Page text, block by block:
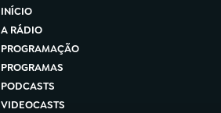
INÍCIO
A RÁDIO
PROGRAMAÇÃO
PROGRAMAS
PODCASTS
VIDEOCASTS